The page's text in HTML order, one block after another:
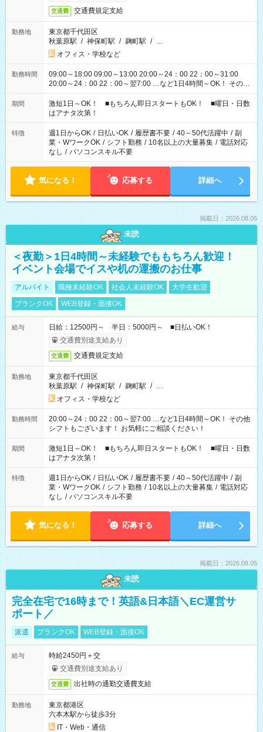
交通費 交通費規定支給
勤務地
東京都千代田区
秋葉原駅 / 神保町駅 / 麹町駅 / …
オフィス・学校など
勤務時間
09:00～18:00 09:00～13:00 20:00～24：00 22：00～31:00
20:00～24：00 22：00～翌7:00 …など1日4時間～OK！ その他
シフトもございます！ お気軽にご相談ください！
期間
激短1日～OK！ ■もちろん即日スタートもOK！ ■曜日・日数
はアナタ次第！
特徴 週1日からOK / 日払いOK / 履歴書不要 / 40～50代活躍中 / 副
業・WワークOK / シフト勤務 / 10名以上の大量募集 / 電話対応
なし / パソコンスキル不要
気になる！ 応募する 詳細へ
掲載日：2026.08.05
未読
＜夜勤＞1日4時間～未経験でももちろん歓迎！
イベント会場でイスや机の運搬のお仕事
アルバイト 職種未経験OK 社会人未経験OK
大学生歓迎
ブランクOK
WEB登録・面接OK
給与
日給：12500円～ 半日：5000円～ ■日払いOK！
交通費別途支給あり
交通費 交通費規定支給
勤務地
東京都千代田区
秋葉原駅 / 神保町駅 / 麹町駅 / …
オフィス・学校など
勤務時間
20:00～24：00 22：00～翌7:00 …など1日4時間～OK！ その他
シフトもございます！ お気軽にご相談ください！
期間
激短1日～OK！ ■もちろん即日スタートもOK！ ■曜日・日数
はアナタ次第！
特徴 週1日からOK / 日払いOK / 履歴書不要 / 40～50代活躍中 / 副
業・WワークOK / シフト勤務 / 10名以上の大量募集 / 電話対応
なし / パソコンスキル不要
気になる！ 応募する 詳細へ
掲載日：2026.08.05
未読
完全在宅で16時まで！英語&日本語＼EC運営サ
ポート／
派遣 ブランクOK WEB登録・面接OK
給与
時給2450円＋交
交通費別途支給あり
交通費 出社時の通勤交通費支給
勤務地
東京都港区
六本木駅から徒歩3分
IT・Web・通信